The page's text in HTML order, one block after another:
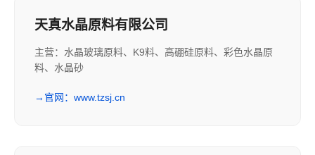
天真水晶原料有限公司
主营：水晶玻璃原料、K9料、高硼硅原料、彩色水晶原
料、水晶砂
→ 官网：www.tzsj.cn